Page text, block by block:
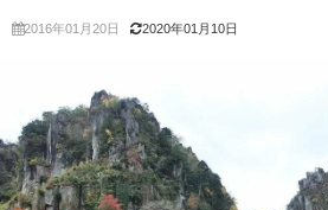
2016年01月20日 2020年01月10日